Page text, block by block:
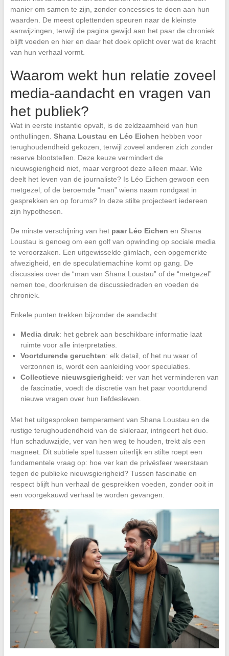
manier om samen te zijn, zonder concessies te doen aan hun
waarden. De meest oplettenden speuren naar de kleinste
aanwijzingen, terwijl de pagina gewijd aan het paar de chroniek
blijft voeden en hier en daar het doek oplicht over wat de kracht
van hun verhaal vormt.
Waarom wekt hun relatie zoveel
media-aandacht en vragen van
het publiek?
Wat in eerste instantie opvalt, is de zeldzaamheid van hun
onthullingen. Shana Loustau en Léo Eichen hebben voor
terughoudendheid gekozen, terwijl zoveel anderen zich zonder
reserve blootstellen. Deze keuze vermindert de
nieuwsgierigheid niet, maar vergroot deze alleen maar. Wie
deelt het leven van de journaliste? Is Léo Eichen gewoon een
metgezel, of de beroemde “man” wiens naam rondgaat in
gesprekken en op forums? In deze stilte projecteert iedereen
zijn hypothesen.
De minste verschijning van het paar Léo Eichen en Shana
Loustau is genoeg om een golf van opwinding op sociale media
te veroorzaken. Een uitgewisselde glimlach, een opgemerkte
afwezigheid, en de speculatiemachine komt op gang. De
discussies over de “man van Shana Loustau” of de “metgezel”
nemen toe, doorkruisen de discussiedraden en voeden de
chroniek.
Enkele punten trekken bijzonder de aandacht:
Media druk: het gebrek aan beschikbare informatie laat
ruimte voor alle interpretaties.
Voortdurende geruchten: elk detail, of het nu waar of
verzonnen is, wordt een aanleiding voor speculaties.
Collectieve nieuwsgierigheid: ver van het verminderen van
de fascinatie, voedt de discretie van het paar voortdurend
nieuwe vragen over hun liefdesleven.
Met het uitgesproken temperament van Shana Loustau en de
rustige terughoudendheid van de skileraar, intrigeert het duo.
Hun schaduwzijde, ver van hen weg te houden, trekt als een
magneet. Dit subtiele spel tussen uiterlijk en stilte roept een
fundamentele vraag op: hoe ver kan de privésfeer weerstaan
tegen de publieke nieuwsgierigheid? Tussen fascinatie en
respect blijft hun verhaal de gesprekken voeden, zonder ooit in
een voorgekauwd verhaal te worden gevangen.